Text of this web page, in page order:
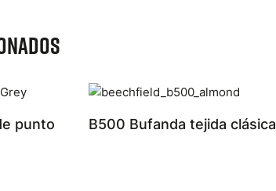
punto B500 Bufanda tejida clásica